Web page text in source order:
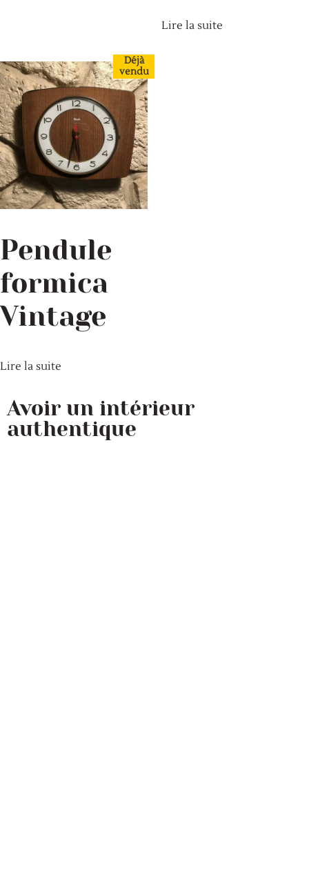
Lire la suite
Déjà
vendu
Pendule
formica
Vintage
Lire la suite
Avoir un intérieur
authentique